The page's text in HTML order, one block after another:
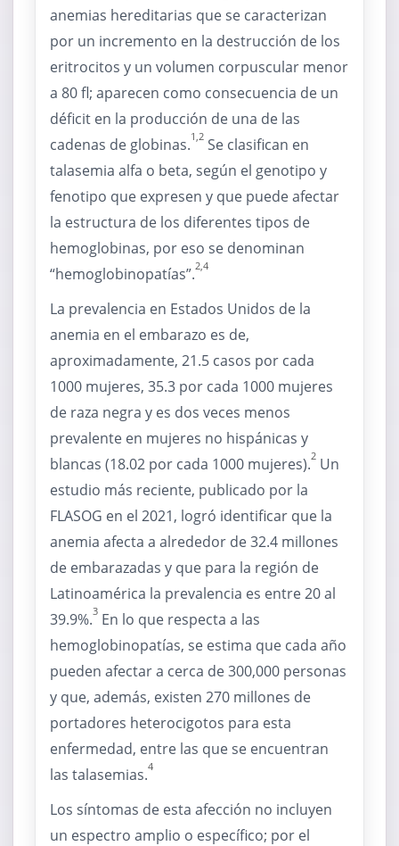
anemias hereditarias que se caracterizan
por un incremento en la destrucción de los
eritrocitos y un volumen corpuscular menor
a 80 fl; aparecen como consecuencia de un
déficit en la producción de una de las
cadenas de globinas.1,2 Se clasifican en
talasemia alfa o beta, según el genotipo y
fenotipo que expresen y que puede afectar
la estructura de los diferentes tipos de
hemoglobinas, por eso se denominan
“hemoglobinopatías”.2,4
La prevalencia en Estados Unidos de la
anemia en el embarazo es de,
aproximadamente, 21.5 casos por cada
1000 mujeres, 35.3 por cada 1000 mujeres
de raza negra y es dos veces menos
prevalente en mujeres no hispánicas y
blancas (18.02 por cada 1000 mujeres).2 Un
estudio más reciente, publicado por la
FLASOG en el 2021, logró identificar que la
anemia afecta a alrededor de 32.4 millones
de embarazadas y que para la región de
Latinoamérica la prevalencia es entre 20 al
39.9%.3 En lo que respecta a las
hemoglobinopatías, se estima que cada año
pueden afectar a cerca de 300,000 personas
y que, además, existen 270 millones de
portadores heterocigotos para esta
enfermedad, entre las que se encuentran
las talasemias.4
Los síntomas de esta afección no incluyen
un espectro amplio o específico; por el